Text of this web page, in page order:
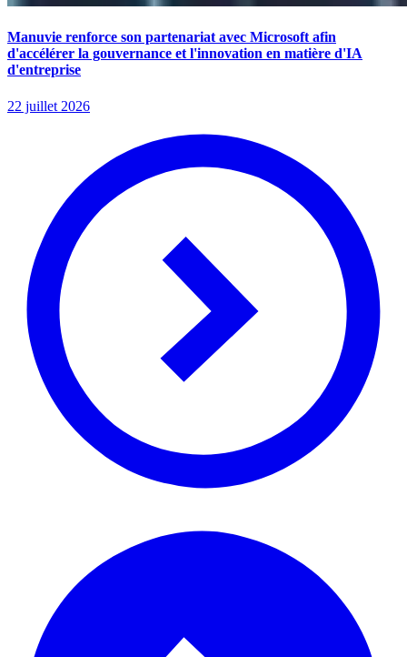
Manuvie renforce son partenariat avec Microsoft afin
d'accélérer la gouvernance et l'innovation en matière d'IA
d'entreprise
22 juillet 2026